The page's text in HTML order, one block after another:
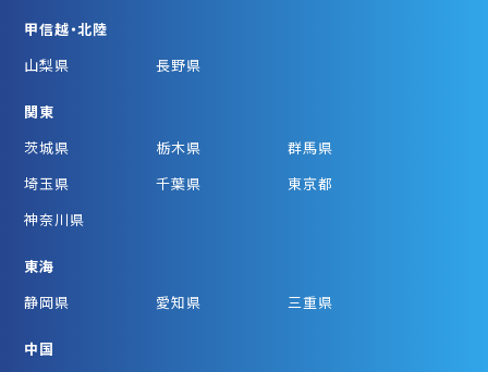
甲信越・北陸
山梨県
長野県
関東
茨城県
栃木県
群馬県
埼玉県
千葉県
東京都
神奈川県
東海
静岡県
愛知県 三重県
中国